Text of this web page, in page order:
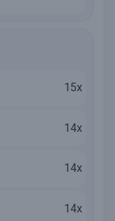
15x
14x
14x
14x